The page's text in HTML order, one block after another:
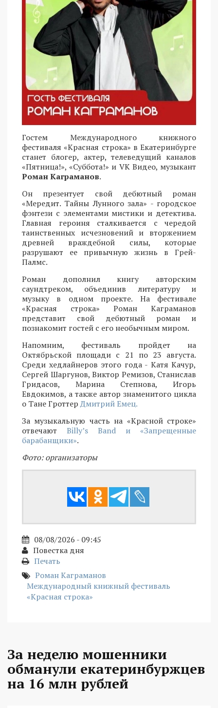
Гостем Международного книжного
фестиваля «Красная строка» в Екатеринбурге
станет блогер, актер, телеведущий каналов
«Пятница!», «Суббота!» и VK Видео, музыкант
Роман Каграманов.
Он презентует свой дебютный роман
«Мередит. Тайны Лунного зала» - городское
фэнтези с элементами мистики и детектива.
Главная героиня сталкивается с чередой
таинственных исчезновений и вторжением
древней враждебной силы, которые
разрушают ее привычную жизнь в Грей-
Палмс.
Роман дополнил книгу авторским
саундтреком, объединив литературу и
музыку в одном проекте. На фестивале
«Красная строка» Роман Каграманов
представит свой дебютный роман и
познакомит гостей с его необычным миром.
Напомним, фестиваль пройдет на
Октябрьской площади с 21 по 23 августа.
Среди хедлайнеров этого года - Катя Качур,
Сергей Шаргунов, Виктор Ремизов, Станислав
Гридасов, Марина Степнова, Игорь
Евдокимов, а также автор знаменитого цикла
о Тане ГроттерДмитрий Емец.
За музыкальную часть на «Красной строке»
отвечают Billy’s Band и «Запрещенные
барабанщики».
Фото: организаторы
08/08/2026 - 09:45
Повестка дня
Печать
Роман Каграманов
Международный книжный фестиваль
«Красная строка»
За неделю мошенники
обманули екатеринбуржцев
на 16 млн рублей